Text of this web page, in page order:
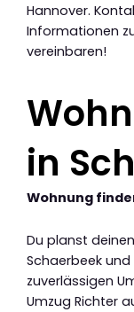
Hannover.
Informationen
vereinbaren!
in
Wohnung
Du planst
Schaerbeek
zuverlässigen
Umzug Richter